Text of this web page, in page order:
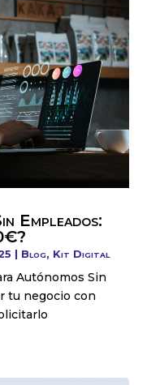
Empleados:
| Blog, Kit Digital
Autónomos Sin
tu negocio con